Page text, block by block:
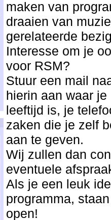
maken van
draaien van
gerelateerde
Interesse om je
voor RSM?
Stuur een mail
hierin aan waar
leeftijd is, je
zaken die je zelf
aan te geven.
Wij zullen dan
eventuele
Als je een leuk
programma,
open!